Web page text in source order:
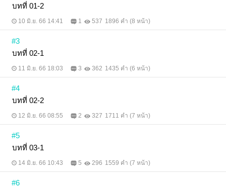
บทที่ 01-2
10 มิ.ย. 66 14:41 1 537 1896 คำ (8 หน้า)
#3
บทที่ 02-1
11 มิ.ย. 66 18:03 3 362 1435 คำ (6 หน้า)
#4
บทที่ 02-2
12 มิ.ย. 66 08:55 2 327 1711 คำ (7 หน้า)
#5
บทที่ 03-1
14 มิ.ย. 66 10:43 5 296 1559 คำ (7 หน้า)
#6